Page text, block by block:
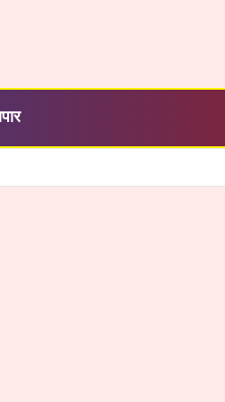
विषय पर विशेष कार्यशाला का सफल आयोजन